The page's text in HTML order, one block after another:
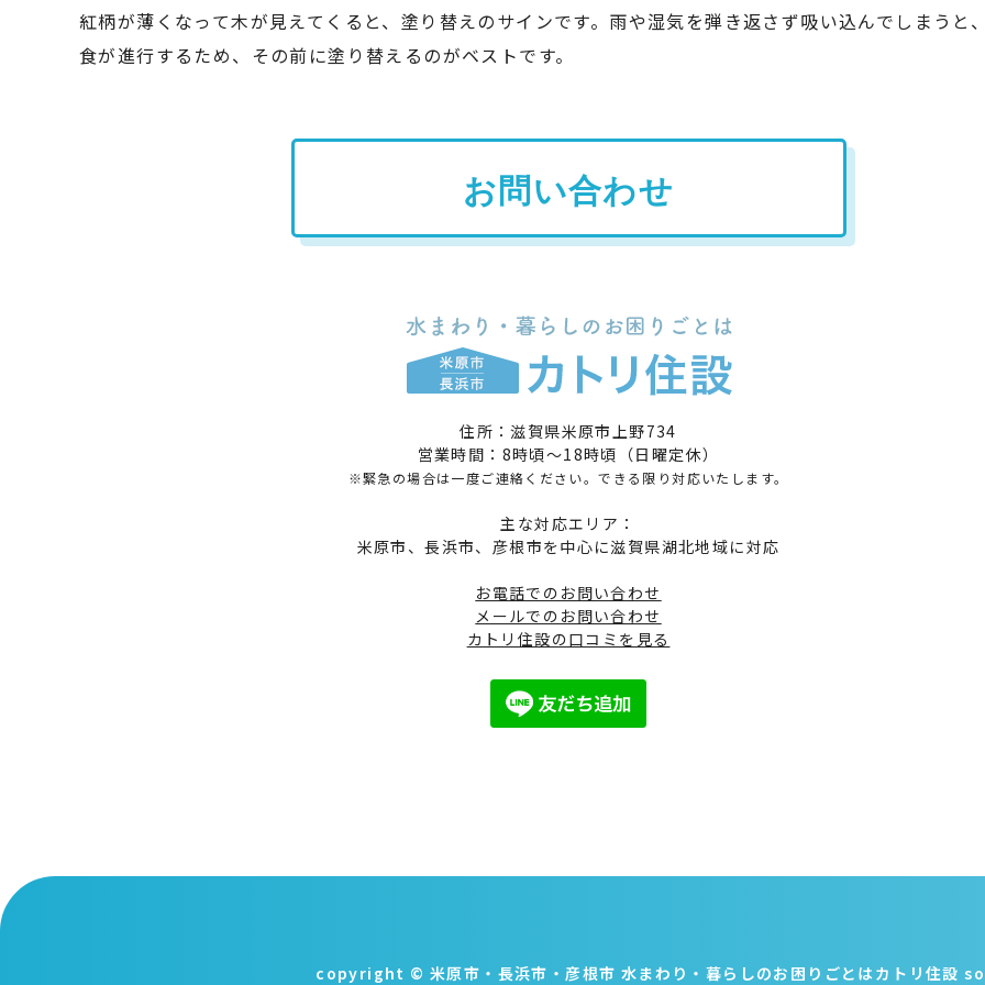
紅柄が薄くなって木が見えてくると、塗り替えのサインです。雨や湿気を弾き返さず吸い込んでしまうと
食が進行するため、その前に塗り替えるのがベストです。
お問い合わせ
住所：滋賀県米原市上野734
営業時間：8時頃～18時頃（日曜定休）
※緊急の場合は一度ご連絡ください。できる限り対応いたします。
主な対応エリア：
米原市、長浜市、彦根市を中心に滋賀県湖北地域に対応
お電話でのお問い合わせ
メールでのお問い合わせ
カトリ住設の口コミを見る
copyright © 米原市・長浜市・彦根市 水まわり・暮らしのお困りごとはカトリ住